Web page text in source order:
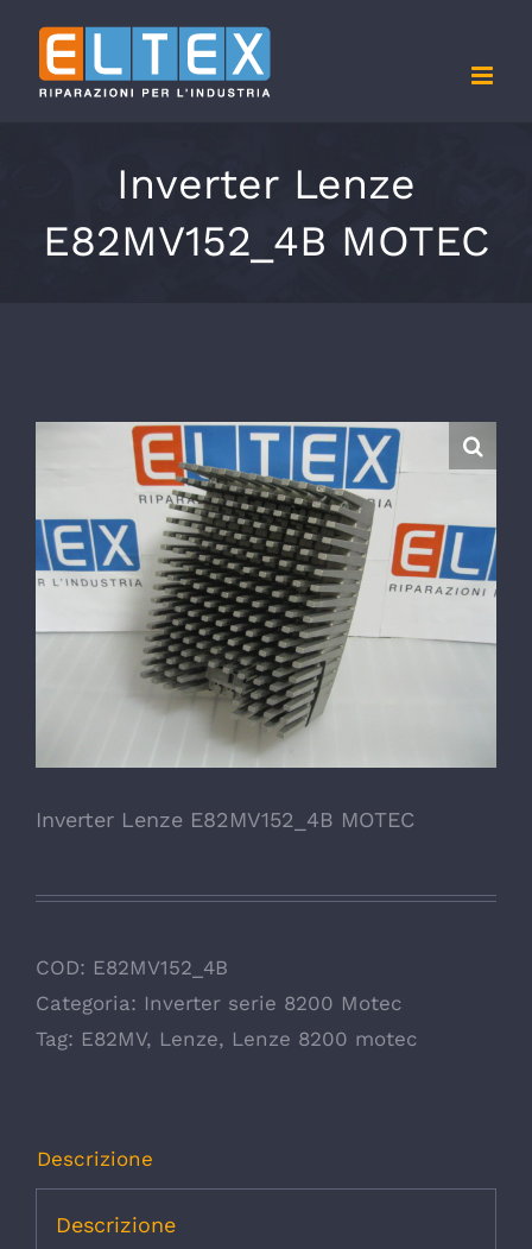
contenuto
Inverter Lenze
E82MV152_4B MOTEC
Inverter Lenze E82MV152_4B MOTEC
COD: E82MV152_4B
Categoria: Inverter serie 8200 Motec
Tag: E82MV, Lenze, Lenze 8200 motec
Descrizione
Descrizione